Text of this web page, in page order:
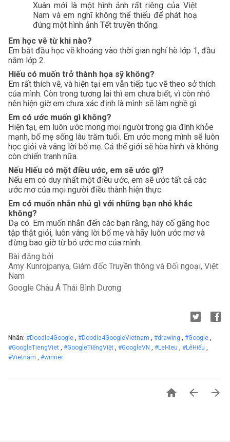
Xuân mới là một hình ảnh rất riêng của Việt
Nam và em nghĩ không thể thiếu để phát hoạ
đúng một hình ảnh Tết truyền thống.
Em học vẽ từ khi nào?
Em bắt đầu học vẽ khoảng vào thời gian nghỉ hè lớp 1, đầu
năm lớp 2.
Hiếu có muốn trở thành họa sỹ không?
Em rất thích vẽ, và hiện tại em vẫn tiếp tục vẽ theo sở thích
của mình. Còn trong tương lai thì em chưa biết, vì còn nhỏ
nên hiện giờ em chưa xác định là mình sẽ làm nghề gì.
Em có ước muốn gì không?
Hiện tại, em luôn ước mong mọi người trong gia đình khỏe
mạnh, bố mẹ sống lâu trăm tuổi. Em ước mong mình sẽ luôn
học giỏi và vâng lời bố mẹ. Cả thế giới sẽ hòa hình và không
còn chiến tranh nữa.
Nếu Hiếu có một điều ước, em sẽ ước gì?
Nếu em có duy nhất một điều ước, em sẽ ước tất cả các
ước mơ của mọi người điều thành hiện thực.
Em có muốn nhắn nhủ gì với những bạn nhỏ khác
không?
Dạ có. Em muốn nhắn đến các bạn rằng, hãy cố gắng học
tập thật giỏi, luôn vâng lời bố mẹ và hãy luôn ước mơ và
đừng bao giờ từ bỏ ước mơ của mình.
Bài đăng bởi
Amy Kunrojpanya, Giám đốc Truyền thông và Đối ngoại, Việt
Nam
Google Châu Á Thái Bình Dương
Nhãn: #Doodle4Google , #Doodle4GoogleVietnam , #drawing , #Google ,
#GoogleTiengViet , #GoogleTiếngViệt , #GoogleVN , #LeHIeu , #LêHiếu ,
#Vietnam , #winner
  